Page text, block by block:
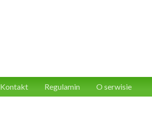
Kontakt Regulamin O serwisie